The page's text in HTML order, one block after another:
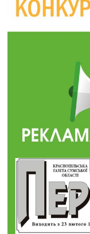
10:36
28 лип
Валентина
Перемогу і
Обмежено
артилерії
490
«Альянс
підсумки
області
12:24
23 лип
Покинув
захистити
Балабаєнка
23 лип
Командир
підрозділ